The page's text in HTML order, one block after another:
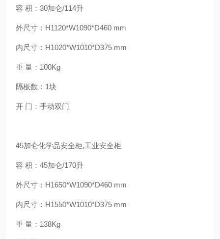
容 积：30加仑/114升
外尺寸：H1120*W1090*D460 mm
内尺寸：H1020*W1010*D375 mm
重 量：100Kg
隔板数：1块
开 门：手动双门
45加仑化学品安全柜,工业安全柜
容 积：45加仑/170升
外尺寸：H1650*W1090*D460 mm
内尺寸：H1550*W1010*D375 mm
重 量：138Kg